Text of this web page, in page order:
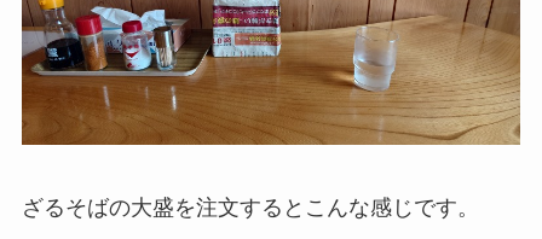
ざるそばの大盛を注文するとこんな感じです。